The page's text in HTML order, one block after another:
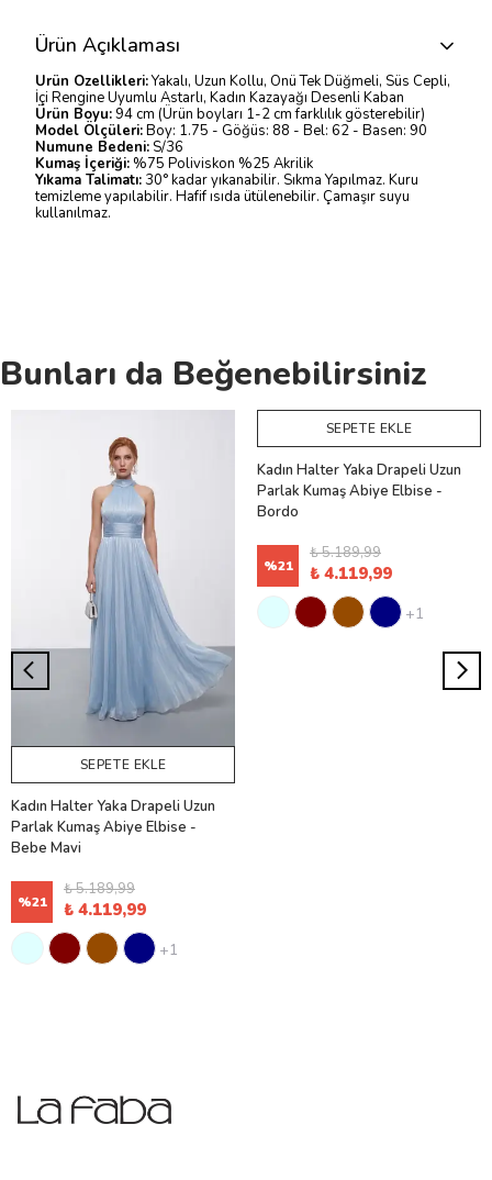
Ürün Açıklaması
Ürün Özellikleri:Yakalı, Uzun Kollu, Önü Tek Düğmeli, Süs Cepli,
İçi Rengine Uyumlu Astarlı, Kadın Kazayağı Desenli Kaban
Ürün Boyu:94 cm (Ürün boyları 1-2 cm farklılık gösterebilir)
Model Ölçüleri:Boy: 1.75 - Göğüs: 88 - Bel: 62 - Basen: 90
Numune Bedeni: S/36
Kumaş İçeriği: %75 Poliviskon %25 Akrilik
Yıkama Talimatı:30° kadar yıkanabilir. Sıkma Yapılmaz. Kuru
temizleme yapılabilir. Hafif ısıda ütülenebilir. Çamaşır suyu
kullanılmaz.
Bunları da Beğenebilirsiniz
SEPETE EKLE
Kadın Halter Yaka Drapeli Uzun
Parlak Kumaş Abiye Elbise -
Bebe Mavi
%21
₺ 5.189,99
₺ 4.119,99
+1
SEPETE EKLE
Kadın Halter Yaka Drapeli Uzun
Parlak Kumaş Abiye Elbise -
Bordo
%21
₺ 5.189,99
₺ 4.119,99
+1